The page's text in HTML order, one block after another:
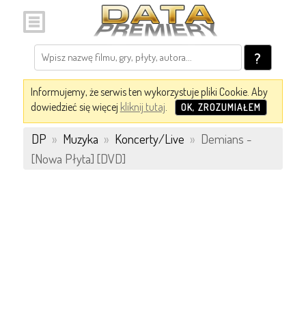
?
Informujemy, że serwis ten wykorzystuje pliki Cookie. Aby
dowiedzieć się więcej kliknij tutaj. OK, ZROZUMIAŁEM
DP » Muzyka » Koncerty/Live » Demians -
[Nowa Płyta] [DVD]